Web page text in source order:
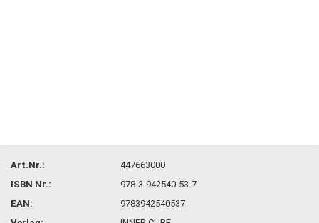
Art.Nr.:
447663000
ISBN Nr.:
978-3-942540-53-7
EAN:
9783942540537